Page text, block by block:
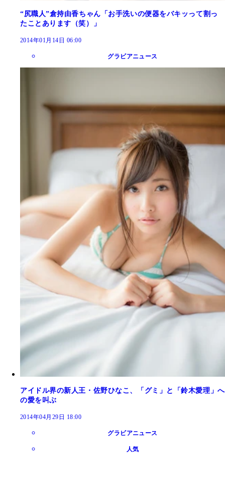
“尻職人”倉持由香ちゃん「お手洗いの便器をバキッって割っ
たことあります（笑）」
2014年01月14日 06:00
グラビアニュース
アイドル界の新人王・佐野ひなこ、「グミ」と「鈴木愛理」へ
の愛を叫ぶ
2014年04月29日 18:00
グラビアニュース
人気